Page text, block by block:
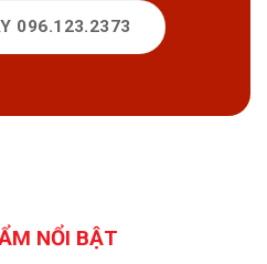
096.123.2373
NỔI BẬT